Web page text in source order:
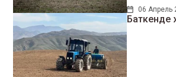
06 Апрель
Баткенде